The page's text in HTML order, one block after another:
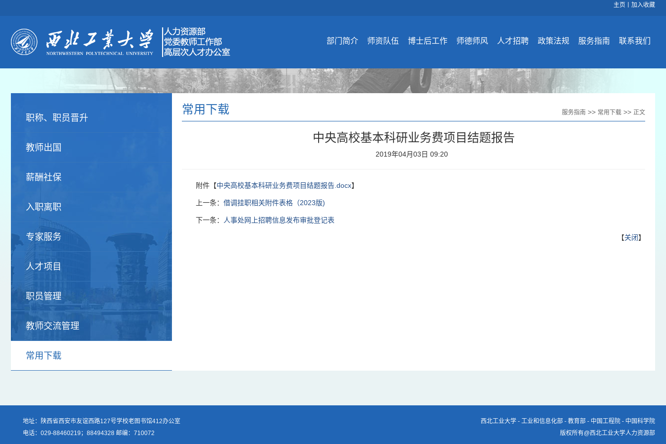
主页 加入收藏
部门简介 师资队伍 博士后工作 师德师风 人才招聘 政策法规 服务指南 联系我们
职称、职员晋升
教师出国
薪酬社保
入职离职
专家服务
人才项目
职员管理
教师交流管理
常用下载
常用下载 服务指南 >> 常用下载 >> 正文
中央高校基本科研业务费项目结题报告
2019年04月03日 09:20
附件【中央高校基本科研业务费项目结题报告.docx】
上一条： 借调挂职相关附件表格（2023版)
下一条： 人事处网上招聘信息发布审批登记表
【关闭】
地址：陕西省西安市友谊西路127号学校老图书馆412办公室
电话：029-88460219；88494328 邮编：710072
西北工业大学 - 工业和信息化部 - 教育部 - 中国工程院 - 中国科学院
版权所有@西北工业大学人力资源部